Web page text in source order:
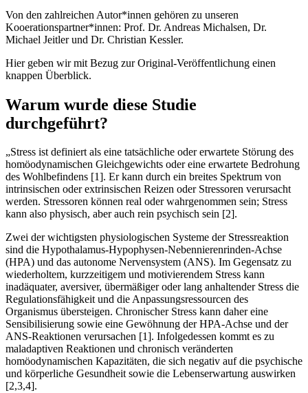
Von den zahlreichen Autor*innen gehören zu unseren
Kooerationspartner*innen: Prof. Dr. Andreas Michalsen, Dr.
Michael Jeitler und Dr. Christian Kessler.
Hier geben wir mit Bezug zur Original-Veröffentlichung einen
knappen Überblick.
Warum wurde diese Studie
durchgeführt?
„Stress ist definiert als eine tatsächliche oder erwartete Störung des
homöodynamischen Gleichgewichts oder eine erwartete Bedrohung
des Wohlbefindens [1]. Er kann durch ein breites Spektrum von
intrinsischen oder extrinsischen Reizen oder Stressoren verursacht
werden. Stressoren können real oder wahrgenommen sein; Stress
kann also physisch, aber auch rein psychisch sein [2].
Zwei der wichtigsten physiologischen Systeme der Stressreaktion
sind die Hypothalamus-Hypophysen-Nebennierenrinden-Achse
(HPA) und das autonome Nervensystem (ANS). Im Gegensatz zu
wiederholtem, kurzzeitigem und motivierendem Stress kann
inadäquater, aversiver, übermäßiger oder lang anhaltender Stress die
Regulationsfähigkeit und die Anpassungsressourcen des
Organismus übersteigen. Chronischer Stress kann daher eine
Sensibilisierung sowie eine Gewöhnung der HPA-Achse und der
ANS-Reaktionen verursachen [1]. Infolgedessen kommt es zu
maladaptiven Reaktionen und chronisch veränderten
homöodynamischen Kapazitäten, die sich negativ auf die psychische
und körperliche Gesundheit sowie die Lebenserwartung auswirken
[2,3,4].